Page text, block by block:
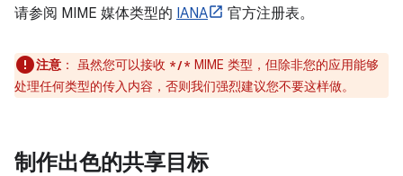
请参阅 MIME 媒体类型的 IANA 官方注册表。
注意 ： 虽然您可以接收 */* MIME 类型，但除非您的应用能够
处理任何类型的传入内容，否则我们强烈建议您不要这样做。
制作出色的共享目标